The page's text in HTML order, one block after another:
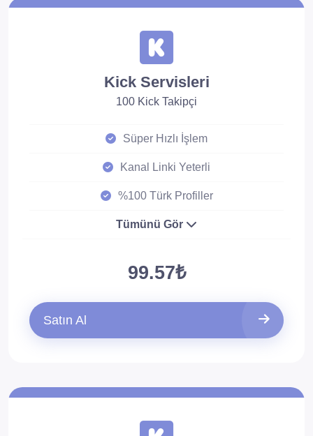
Kick Servisleri
100 Kick Takipçi
Süper Hızlı İşlem
Kanal Linki Yeterli
%100 Türk Profiller
Tümünü Gör
99.57₺
Satın Al